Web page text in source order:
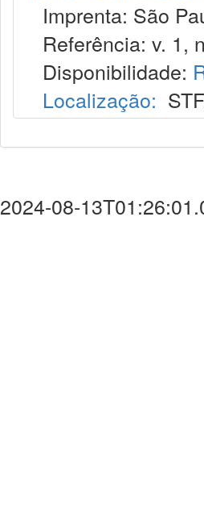
Imprenta: São
Referência: v. 1,
Disponibilidade:
Localização: STF
2024-08-